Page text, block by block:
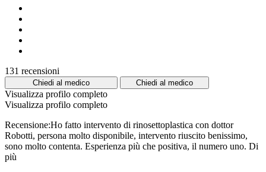
131 recensioni
Chiedi al medico Chiedi al medico
Visualizza profilo completo
Visualizza profilo completo
Recensione:Ho fatto intervento di rinosettoplastica con dottor
Robotti, persona molto disponibile, intervento riuscito benissimo,
sono molto contenta. Esperienza più che positiva, il numero uno. Di
più